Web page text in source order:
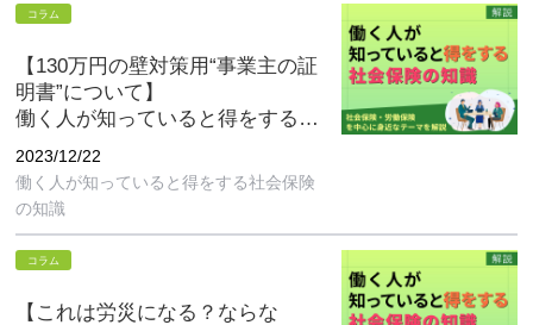
コラム
【130万円の壁対策用“事業主の証
明書”について】
働く人が知っていると得をする社
2023/12/22
働く人が知っていると得をする社会保険
の知識
コラム
【これは労災になる？ならな